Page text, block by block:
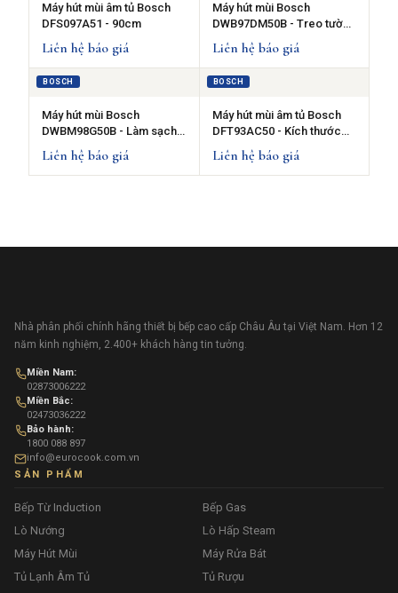
Máy hút mùi âm tủ Bosch
DFS097A51 - 90cm
Liên hệ báo giá
Máy hút mùi Bosch
DWB97DM50B - Treo tường
tiện lợi
Liên hệ báo giá
BOSCH
Máy hút mùi Bosch
DWBM98G50B - Làm sạch
mùi hiệu quả
Liên hệ báo giá
BOSCH
Máy hút mùi âm tủ Bosch
DFT93AC50 - Kích thước
90cm
Liên hệ báo giá
Nhà phân phối chính hãng thiết bị bếp cao cấp Châu Âu tại Việt Nam. Hơn 12
năm kinh nghiệm, 2.400+ khách hàng tin tưởng.
Miền Nam:
02873006222
Miền Bắc:
02473036222
Bảo hành:
1800 088 897
info@eurocook.com.vn
SẢN PHẨM
Bếp Từ Induction
Bếp Gas
Lò Nướng
Lò Hấp Steam
Máy Hút Mùi
Máy Rửa Bát
Tủ Lạnh Âm Tủ
Tủ Rượu